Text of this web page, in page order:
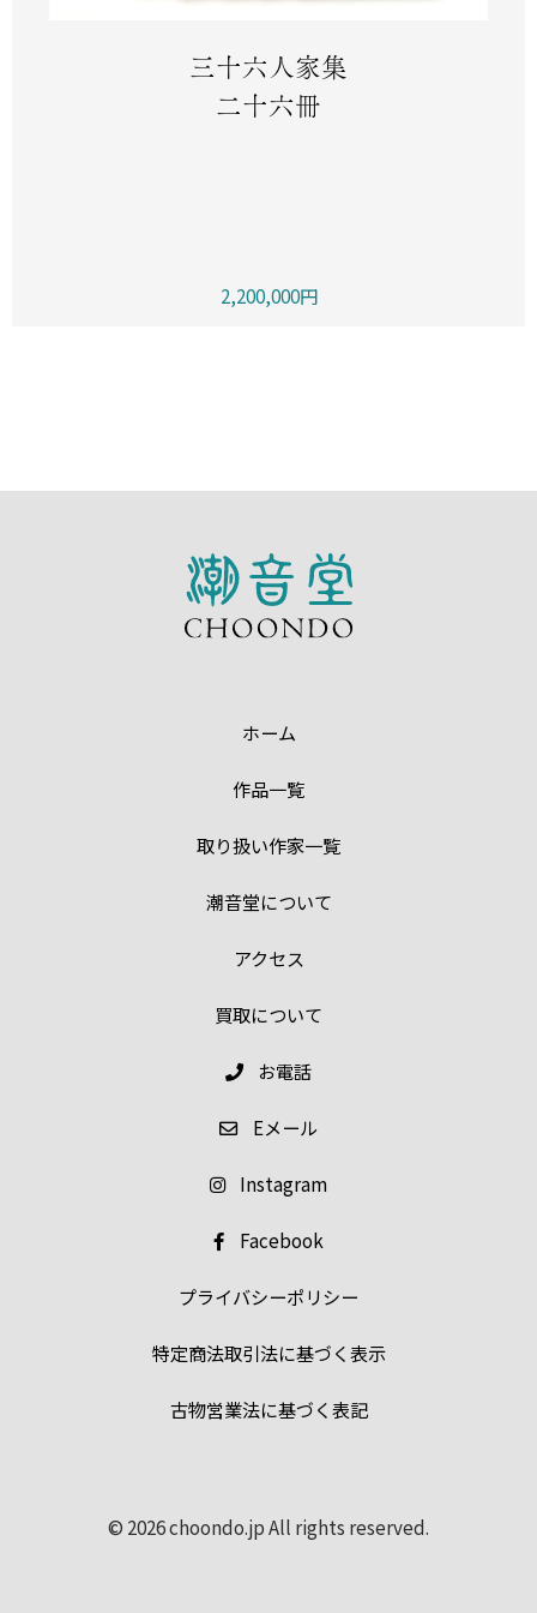
三十六人家集
二十六冊
2,200,000円
ホーム
作品一覧
取り扱い作家一覧
潮音堂について
アクセス
買取について
お電話
Eメール
Instagram
Facebook
プライバシーポリシー
特定商法取引法に基づく表示
古物営業法に基づく表記
© 2026 choondo.jp All rights reserved.